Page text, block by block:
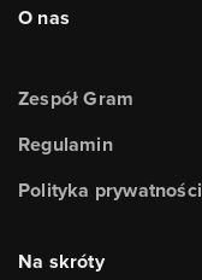
O nas
Zespół Gram
Regulamin
Polityka prywatności
Na skróty